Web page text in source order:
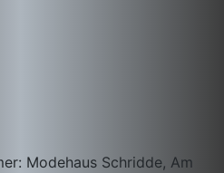
Modehaus Schridde, Am